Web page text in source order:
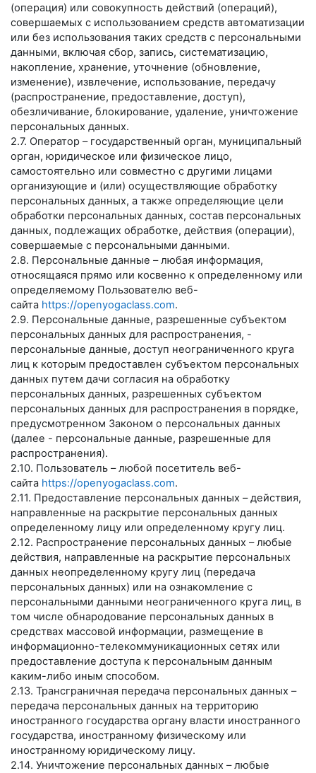
(операция) или совокупность действий (операций),
совершаемых с использованием средств автоматизации
или без использования таких средств с персональными
данными, включая сбор, запись, систематизацию,
накопление, хранение, уточнение (обновление,
изменение), извлечение, использование, передачу
(распространение, предоставление, доступ),
обезличивание, блокирование, удаление, уничтожение
персональных данных.
2.7. Оператор – государственный орган, муниципальный
орган, юридическое или физическое лицо,
самостоятельно или совместно с другими лицами
организующие и (или) осуществляющие обработку
персональных данных, а также определяющие цели
обработки персональных данных, состав персональных
данных, подлежащих обработке, действия (операции),
совершаемые с персональными данными.
2.8. Персональные данные – любая информация,
относящаяся прямо или косвенно к определенному или
определяемому Пользователю веб-
сайта https://openyogaclass.com.
2.9. Персональные данные, разрешенные субъектом
персональных данных для распространения, -
персональные данные, доступ неограниченного круга
лиц к которым предоставлен субъектом персональных
данных путем дачи согласия на обработку
персональных данных, разрешенных субъектом
персональных данных для распространения в порядке,
предусмотренном Законом о персональных данных
(далее - персональные данные, разрешенные для
распространения).
2.10. Пользователь – любой посетитель веб-
сайта https://openyogaclass.com.
2.11. Предоставление персональных данных – действия,
направленные на раскрытие персональных данных
определенному лицу или определенному кругу лиц.
2.12. Распространение персональных данных – любые
действия, направленные на раскрытие персональных
данных неопределенному кругу лиц (передача
персональных данных) или на ознакомление с
персональными данными неограниченного круга лиц, в
том числе обнародование персональных данных в
средствах массовой информации, размещение в
информационно-телекоммуникационных сетях или
предоставление доступа к персональным данным
каким-либо иным способом.
2.13. Трансграничная передача персональных данных –
передача персональных данных на территорию
иностранного государства органу власти иностранного
государства, иностранному физическому или
иностранному юридическому лицу.
2.14. Уничтожение персональных данных – любые